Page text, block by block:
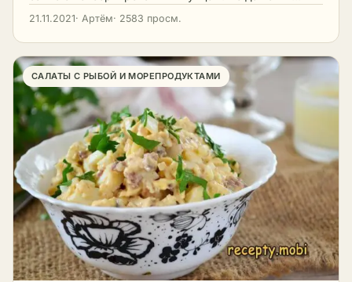
21.11.2021· Артём· 2583 просм.
САЛАТЫ С РЫБОЙ И МОРЕПРОДУКТАМИ